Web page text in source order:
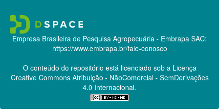
Empresa Brasileira de Pesquisa Agropecuária - Embrapa SAC:
https://www.embrapa.br/fale-conosco
O conteúdo do repositório está licenciado sob a Licença
Creative CommonsAtribuição - NãoComercial - SemDerivações
4.0 Internacional.